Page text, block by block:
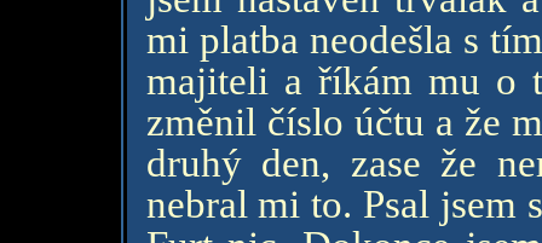
mi platba neodešla s
majiteli a říkám mu o
změnil číslo účtu a že
druhý den, zase že
nebral mi to. Psal jsem